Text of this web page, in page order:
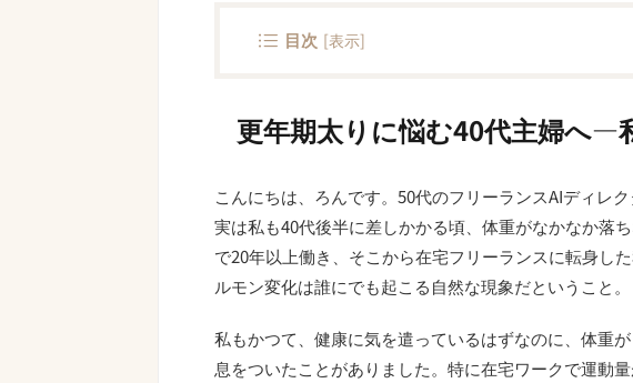
目次 [表示]
更年期太りに悩む40代主婦へ—
こんにちは、ろんです。50代のフリーランスAIディレ
実は私も40代後半に差しかかる頃、体重がなかなか落
で20年以上働き、そこから在宅フリーランスに転身し
ルモン変化は誰にでも起こる自然な現象だということ。
私もかつて、健康に気を遣っているはずなのに、体重
息をついたことがありました。特に在宅ワークで運動